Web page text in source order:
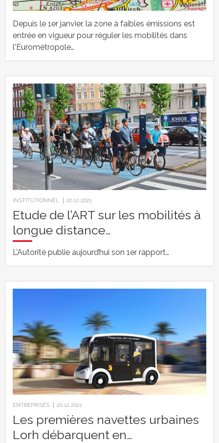
Depuis le 1er janvier, la zone à faibles émissions est
entrée en vigueur pour réguler les mobilités dans
l'Eurométropole…
INSTITUTIONNEL 20.12.2021
Etude de l’ART sur les mobilités à
longue distance…
L’Autorité publie aujourd’hui son 1er rapport…
ENTREPRISES 20.12.2021
Les premières navettes urbaines
Lorh débarquent en…